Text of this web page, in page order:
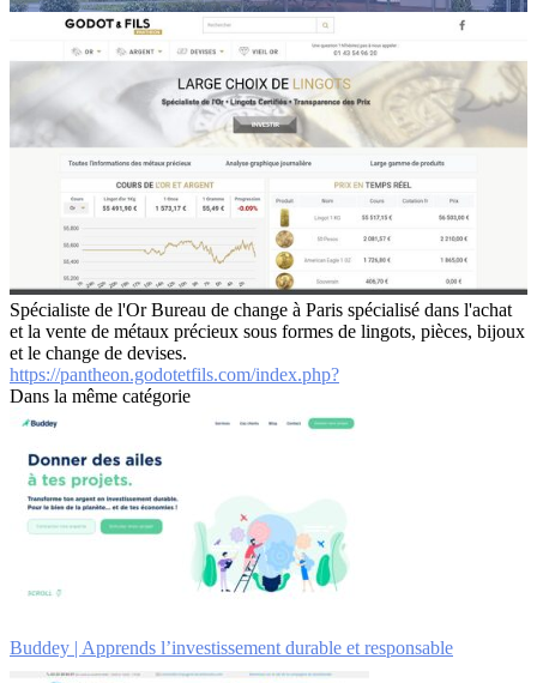
Spécialiste de l'Or Bureau de change à Paris spécialisé dans l'achat
et la vente de métaux précieux sous formes de lingots, pièces, bijoux
et le change de devises.
https://pantheon.godotetfils.com/index.php?
Dans la même catégorie
Buddey | Apprends l’investissement durable et responsable